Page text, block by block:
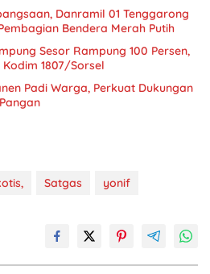
Danramil 01 Tenggarong
Bendera Merah Putih
Sesor Rampung 100 Persen,
Kodim 1807/Sorsel
Padi Warga, Perkuat Dukungan
Satgas yonif